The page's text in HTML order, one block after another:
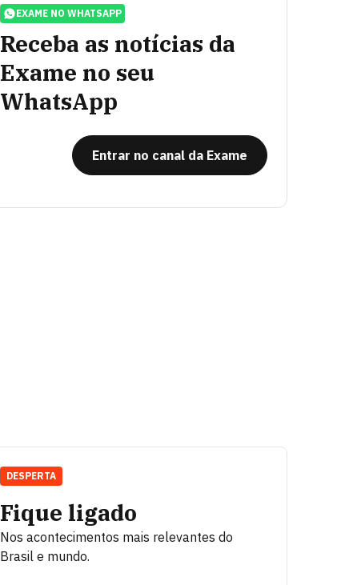
EXAME NO WHATSAPP
Receba as notícias da
Exame no seu
WhatsApp
Entrar no canal da Exame
Fique ligado
Nos acontecimentos mais relevantes do
Brasil e mundo.
DESPERTA